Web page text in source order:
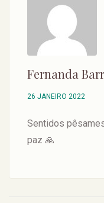
Fernanda
26 JANEIRO 2022
Sentidos
paz 🙏